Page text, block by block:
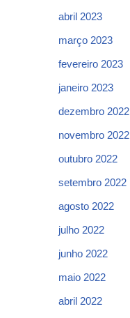
abril 2023
março 2023
fevereiro 2023
janeiro 2023
dezembro 2022
novembro 2022
outubro 2022
setembro 2022
agosto 2022
julho 2022
junho 2022
maio 2022
abril 2022